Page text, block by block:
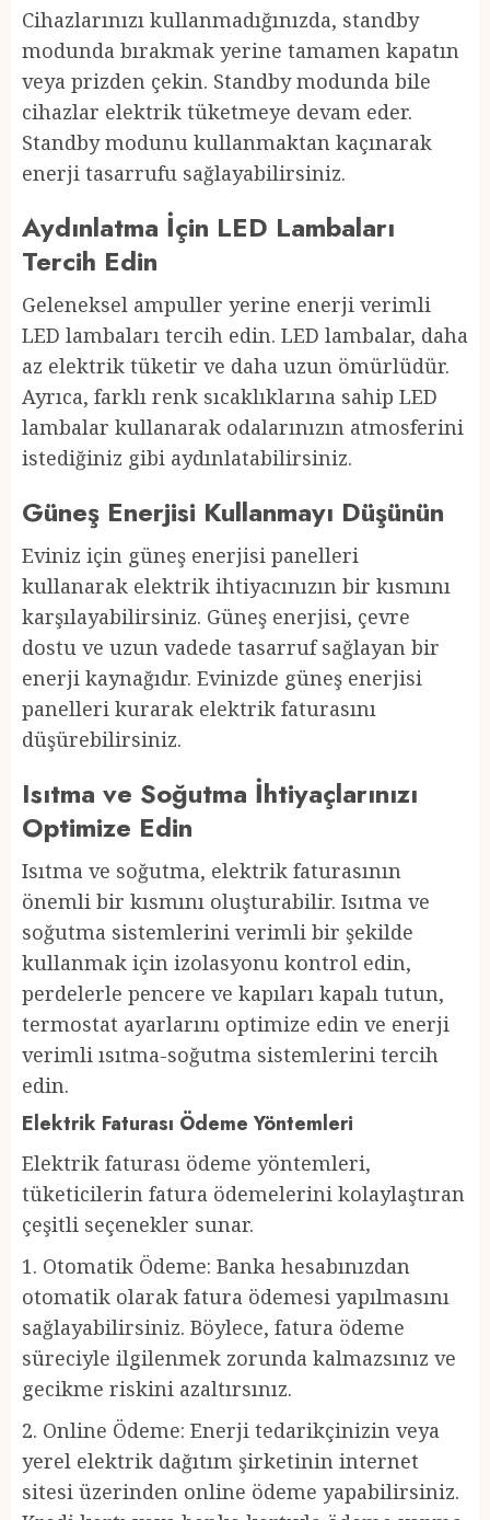
Cihazlarınızı kullanmadığınızda, standby
modunda bırakmak yerine tamamen kapatın
veya prizden çekin. Standby modunda bile
cihazlar elektrik tüketmeye devam eder.
Standby modunu kullanmaktan kaçınarak
enerji tasarrufu sağlayabilirsiniz.
Aydınlatma İçin LED Lambaları
Tercih Edin
Geleneksel ampuller yerine enerji verimli
LED lambaları tercih edin. LED lambalar, daha
az elektrik tüketir ve daha uzun ömürlüdür.
Ayrıca, farklı renk sıcaklıklarına sahip LED
lambalar kullanarak odalarınızın atmosferini
istediğiniz gibi aydınlatabilirsiniz.
Güneş Enerjisi Kullanmayı Düşünün
Eviniz için güneş enerjisi panelleri
kullanarak elektrik ihtiyacınızın bir kısmını
karşılayabilirsiniz. Güneş enerjisi, çevre
dostu ve uzun vadede tasarruf sağlayan bir
enerji kaynağıdır. Evinizde güneş enerjisi
panelleri kurarak elektrik faturasını
düşürebilirsiniz.
Isıtma ve Soğutma İhtiyaçlarınızı
Optimize Edin
Isıtma ve soğutma, elektrik faturasının
önemli bir kısmını oluşturabilir. Isıtma ve
soğutma sistemlerini verimli bir şekilde
kullanmak için izolasyonu kontrol edin,
perdelerle pencere ve kapıları kapalı tutun,
termostat ayarlarını optimize edin ve enerji
verimli ısıtma-soğutma sistemlerini tercih
edin.
Elektrik Faturası Ödeme Yöntemleri
Elektrik faturası ödeme yöntemleri,
tüketicilerin fatura ödemelerini kolaylaştıran
çeşitli seçenekler sunar.
1. Otomatik Ödeme: Banka hesabınızdan
otomatik olarak fatura ödemesi yapılmasını
sağlayabilirsiniz. Böylece, fatura ödeme
süreciyle ilgilenmek zorunda kalmazsınız ve
gecikme riskini azaltırsınız.
2. Online Ödeme: Enerji tedarikçinizin veya
yerel elektrik dağıtım şirketinin internet
sitesi üzerinden online ödeme yapabilirsiniz.